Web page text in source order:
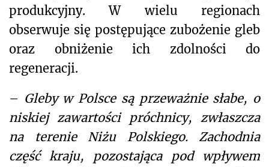
produkcyjny. W wielu regionach
obserwuje się postępujące zubożenie gleb
oraz obniżenie ich zdolności do
regeneracji.
– Gleby w Polsce są przeważnie słabe, o
niskiej zawartości próchnicy, zwłaszcza
na terenie Niżu Polskiego. Zachodnia
część kraju, pozostająca pod wpływem